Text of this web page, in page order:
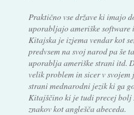
Praktično vse države ki imajo
uporabljajo ameriške
Kitajska je izjema vendar kot
predvsem na svoj narod pa še
uporablja ameriške strani itd.
velik problem in sicer v
strani mednarodni jezik ki ga
Kitajščino ki je tudi precej bolj
znakov kot anglešča abeceda.